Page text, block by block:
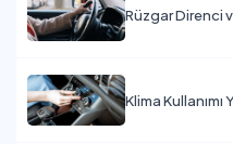
Rüzgar Direnci
Klima Kullanımı